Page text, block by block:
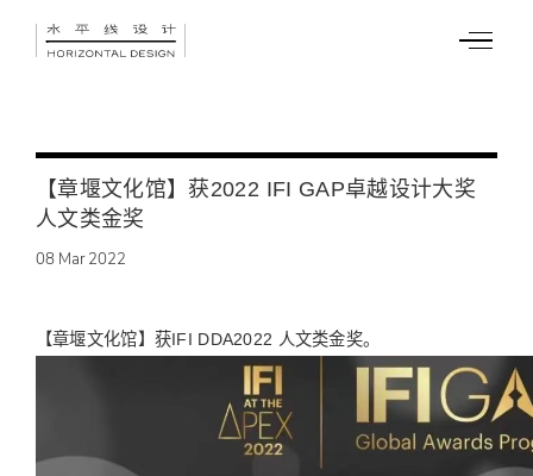
【章堰文化馆】获2022 IFI GAP卓越设计大奖
人文类金奖
08 Mar 2022
【章堰文化馆】获IFI DDA2022 人文类金奖。